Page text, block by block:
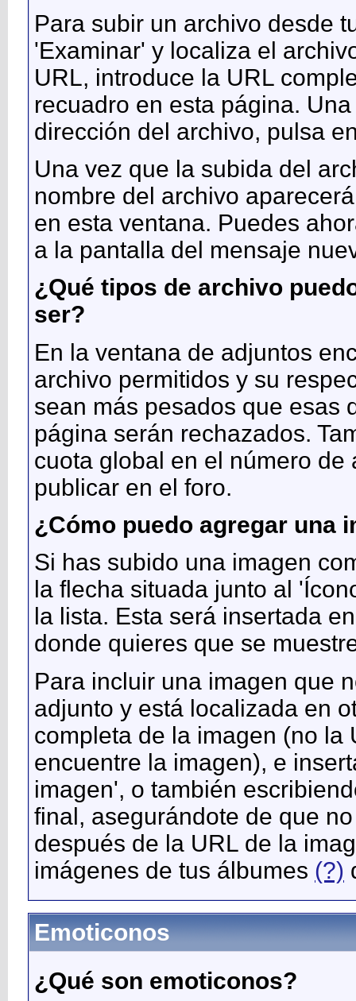
Para subir un archivo desde
'Examinar' y localiza el
URL, introduce la URL
recuadro en esta página.
dirección del archivo, pulsa
Una vez que la subida del
nombre del archivo
en esta ventana. Puedes
a la pantalla del mensaje
¿Qué tipos de archivo
ser?
En la ventana de adjuntos
archivo permitidos y su
sean más pesados que esas
página serán rechazados.
cuota global en el número
publicar en el foro.
¿Cómo puedo agregar una
Si has subido una imagen
la flecha situada junto al
la lista. Esta será insertada
donde quieres que se
Para incluir una imagen que
adjunto y está localizada en
completa de la imagen (no la
encuentre la imagen), e
imagen', o también
final, asegurándote de que
después de la URL de la
imágenes de tus álbumes (?)
Emoticonos
¿Qué son emoticonos?